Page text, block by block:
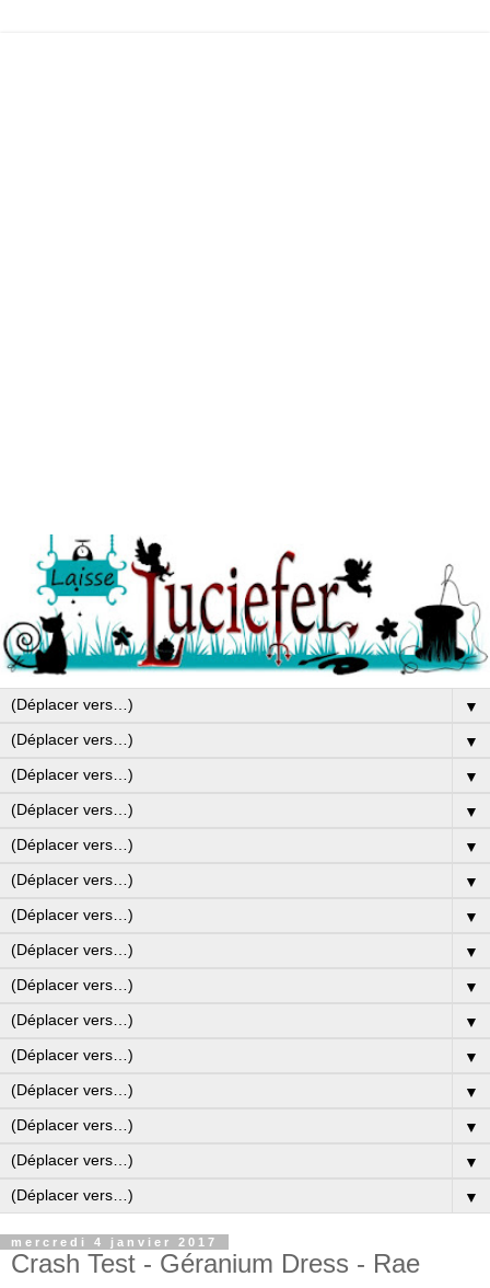
▼
▼
▼
▼
▼
▼
▼
▼
▼
▼
▼
▼
▼
▼
▼
mercredi 4 janvier 2017
Crash Test - Géranium Dress - Rae